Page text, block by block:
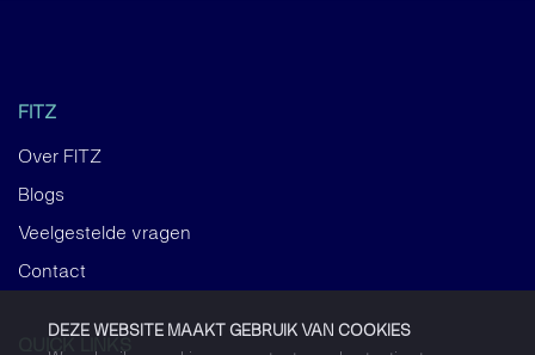
DEZE WEBSITE MAAKT GEBRUIK VAN COOKIES
FITZ
Over FITZ
Blogs
Veelgestelde vragen
Contact